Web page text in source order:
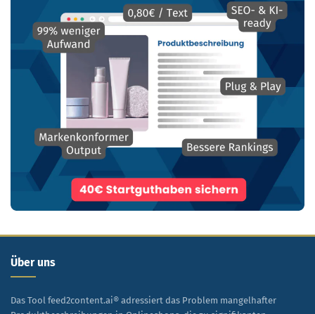
Über uns
Das Tool feed2content.ai® adressiert das Problem mangelhafter